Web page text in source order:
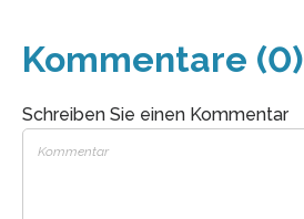
Kommentare (0)
Schreiben Sie einen Kommentar